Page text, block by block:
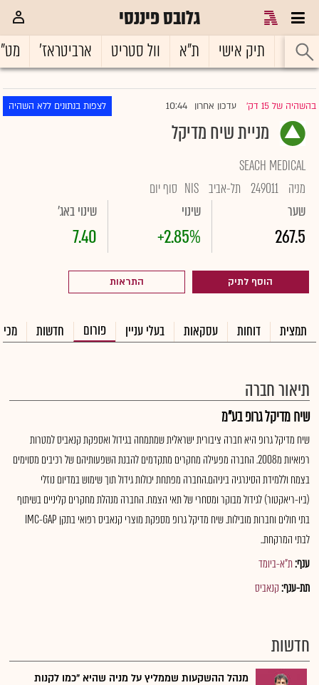
גלובס פיננסי
ראשי תיק אישי ת"א וול סטריט ארביטראז'
בהשהיה של 15 דק' |עדכון אחרון 10:44 לצפות בנתונים ללא השהיה
מניית שיח מדיקל
SEACH MEDICAL
מניה 249011 תל-אביב NIS סוף יום
שער
267.5
שינוי
+2.85%
שינוי באג'
7.40
הוסף לתיק התראות
תמצית דוחות עסקאות בעלי עניין פורום חדשות
תיאור חברה
שיח מדיקל גרופ בע"מ
שיח מדיקל גרופ היא חברה ציבורית ישראלית שמתמחה בגידול ואספקת קנאביס למטרות
רפואיות מ2008. החברה מפעילה מחקרים מתקדמים להבנת השפעותיהם של רכיבים מסוימים
בצמח וללמידת הסינרגיה ביניהם.החברה מפתחת יכולות גידול תוך שימוש במדיום נוזלי
(ביו-ריאקטור) לגידול מבוקר ומסחרי של תאי הצמח. החברה מנהלת מחקרים קליניים בשיתוף
בתי חולים וחברות מובילות. שיח מדיקל גרופ מספקת מוצרי קנאביס רפואי בתקן IMC-GAP
לבתי המרקחת..
ענף:ת"א-ביומד
תת-ענף:קנאביס
חדשות
מנהל ההשקעות שממליץ על מניה שהיא "כמו לקנות